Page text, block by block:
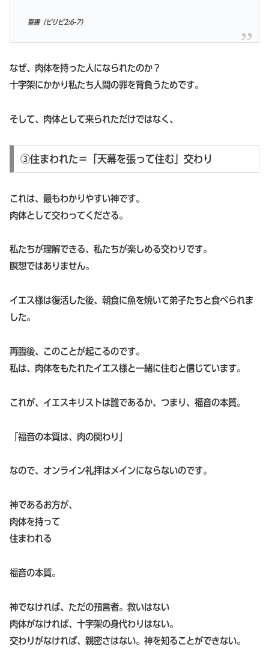
聖書（ピリピ2:6-7）
なぜ、肉体を持った人になられたのか？
十字架にかかり私たち人間の罪を背負うためです。
そして、肉体として来られただけではなく、
③住まわれた＝「天幕を張って住む」交わり
これは、最もわかりやすい神です。
肉体として交わってくださる。
私たちが理解できる、私たちが楽しめる交わりです。
瞑想ではありません。
イエス様は復活した後、朝食に魚を焼いて弟子たちと食べられま
した。
再臨後、このことが起こるのです。
私は、肉体をもたれたイエス様と一緒に住むと信じています。
これが、イエスキリストは誰であるか、つまり、福音の本質。
「福音の本質は、肉の関わり」
なので、オンライン礼拝はメインにならないのです。
神であるお方が、
肉体を持って
住まわれる
福音の本質。
神でなければ、ただの預言者。救いはない
肉体がなければ、十字架の身代わりはない。
交わりがなければ、親密さはない。神を知ることができない。